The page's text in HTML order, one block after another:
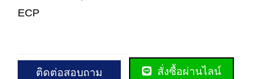
ECP
ติดต่อสอบถาม สั่งซื้อผ่านไลน์